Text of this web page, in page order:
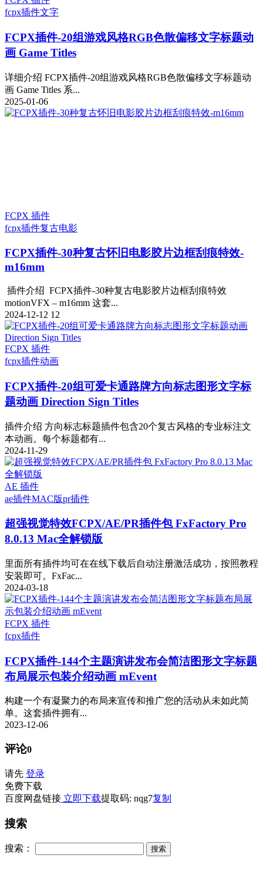
fcpx插件文字
FCPX插件-20组游戏风格RGB色散偏移文字标题动
画 Game Titles
详细介绍 FCPX插件-20组游戏风格RGB色散偏移文字标题动
画 Game Titles 系...
2025-01-06
FCPX 插件
fcpx插件复古电影
FCPX插件-30种复古怀旧电影胶片边框刮痕特效-
m16mm
插件介绍 FCPX插件-30种复古电影胶片边框刮痕特效
motionVFX – m16mm 这套...
2024-12-12 12
FCPX 插件
fcpx插件动画
FCPX插件-20组可爱卡通路牌方向标志图形文字标
题动画 Direction Sign Titles
插件介绍 方向标志标题插件包含20个复古风格的专业标注文
本动画。每个标题都有...
2024-11-29
AE 插件
ae插件MAC版pr插件
超强视觉特效FCPX/AE/PR插件包 FxFactory Pro
8.0.13 Mac全解锁版
里面所有插件均可在在线下载后自动注册激活成功，按照教程
安装即可。FxFac...
2024-03-18
FCPX 插件
fcpx插件
FCPX插件-144个主题演讲发布会简洁图形文字标题
布局展示包装介绍动画 mEvent
构建一个有凝聚力的布局来宣传和推广您的活动从未如此简
单。这套插件拥有...
2023-12-06
评论0
请先 登录
免费下载
百度网盘链接 立即下载提取码: nqg7复制
搜索
搜索：